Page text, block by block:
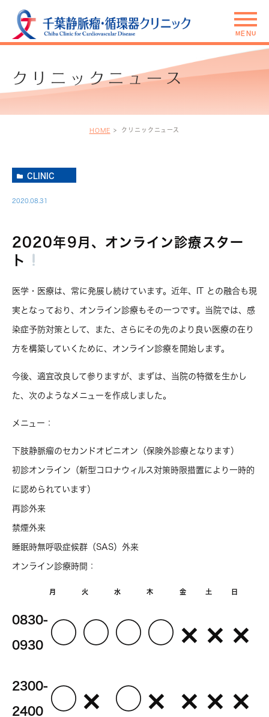
クリニックニュース
HOME クリニックニュース
CLINIC
2020.08.31
2020年9月、オンライン診療スター
ト
医学・医療は、常に発展し続けています。近年、IT との融合も現
実となっており、オンライン診療もその一つです。当院では、感
染症予防対策として、また、さらにその先のより良い医療の在り
方を構築していくために、オンライン診療を開始します。
今後、適宜改良して参りますが、まずは、当院の特徴を生かし
た、次のようなメニューを作成しました。
メニュー：
下肢静脈瘤のセカンドオピニオン（保険外診療となります）
初診オンライン（新型コロナウィルス対策時限措置により一時的
に認められています）
再診外来
禁煙外来
睡眠時無呼吸症候群（SAS）外来
オンライン診療時間：
月 火 水 木 金 土 日
0830-
0930 ○ ○ ○ ○ × × ×
2300-
2400 ○ × ○ × × × ×